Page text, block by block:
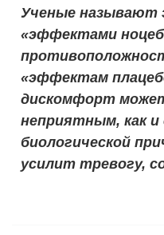
Ученые называют
«эффектами
«эффектам
дискомфорт
неприятным, как
биологической
усилит тревогу,